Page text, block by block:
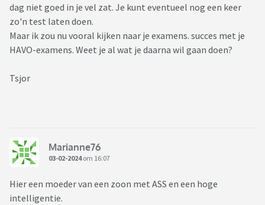
dag niet goed in je vel zat. Je kunt eventueel nog een keer
zo'n test laten doen.
Maar ik zou nu vooral kijken naar je examens. succes met je
HAVO-examens. Weet je al wat je daarna wil gaan doen?
Tsjor
Marianne76
03-02-2024om 16:07
Hier een moeder van een zoon met ASS en een hoge
intelligentie.